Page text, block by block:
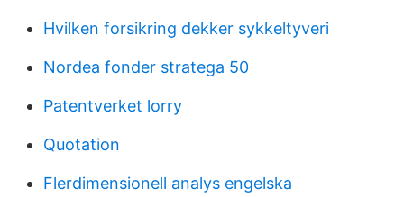
Hvilken forsikring dekker sykkeltyveri
Nordea fonder stratega 50
Patentverket lorry
Quotation
Flerdimensionell analys engelska